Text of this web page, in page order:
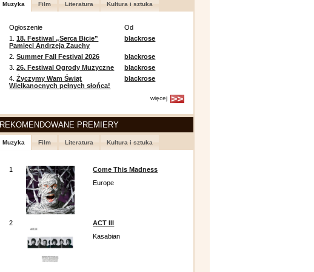
Muzyka Film Literatura Kultura i sztuka
Ogłoszenie
Od
1.18. Festiwal „Serca Bicie”
Pamięci Andrzeja Zauchy
blackrose
2.Summer Fall Festival 2026
blackrose
3.26. Festiwal Ogrody Muzyczne
blackrose
4.Życzymy Wam Świąt
Wielkanocnych pełnych słońca!
blackrose
więcej
REKOMENDOWANE PREMIERY
Muzyka Film Literatura Kultura i sztuka
1
Come This Madness
Europe
2
ACT III
Kasabian